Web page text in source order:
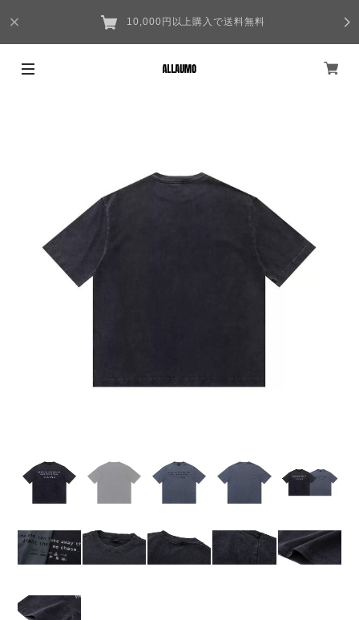
10,000円以上購入で送料無料